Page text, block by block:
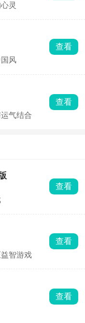
灵
风
查看
气结合
查看
查看
智游戏
查看
查看